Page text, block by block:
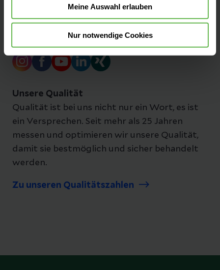
Meine Auswahl erlauben
Nur notwendige Cookies
Unsere Qualität
Qualität ist bei uns nicht nur ein Wort, es ist
ein Versprechen. Seit mehr als 25 Jahren
messen und optimieren wir unsere Qualität,
damit sie bestmöglich und sicher behandelt
werden.
Zu unseren Qualitätszahlen